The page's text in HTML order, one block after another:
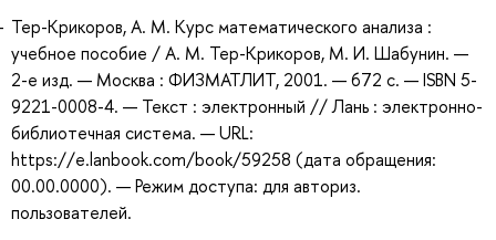
Тер-Крикоров, А. М. Курс математического анализа :
учебное пособие / А. М. Тер-Крикоров, М. И. Шабунин. —
2-е изд. — Москва : ФИЗМАТЛИТ, 2001. — 672 с. — ISBN 5-
9221-0008-4. — Текст : электронный // Лань : электронно-
библиотечная система. — URL:
https://e.lanbook.com/book/59258 (дата обращения:
00.00.0000). — Режим доступа: для авториз.
пользователей.